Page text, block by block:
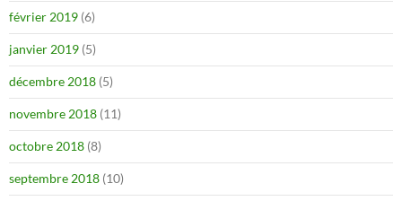
février 2019 (6)
janvier 2019 (5)
décembre 2018 (5)
novembre 2018 (11)
octobre 2018 (8)
septembre 2018 (10)